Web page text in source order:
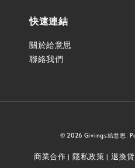
快速連結
關於給意思
聯絡我們
© 2026 Givings給意思.
商業合作 | 隱私政策 | 退換